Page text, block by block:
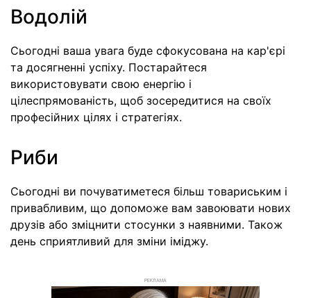
Водолій
Сьогодні ваша увага буде сфокусована на кар'єрі
та досягненні успіху. Постарайтеся
використовувати свою енергію і
цілеспрямованість, щоб зосередитися на своїх
професійних цілях і стратегіях.
Риби
Сьогодні ви почуватиметеся більш товариським і
привабливим, що допоможе вам завоювати нових
друзів або зміцнити стосунки з наявними. Також
день сприятливий для зміни іміджу.
РЕКЛАМА